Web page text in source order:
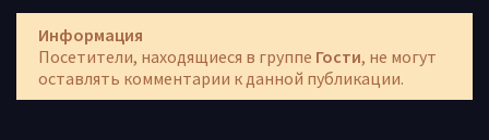
Информация
Посетители, находящиеся в группе Гости, не могут
оставлять комментарии к данной публикации.